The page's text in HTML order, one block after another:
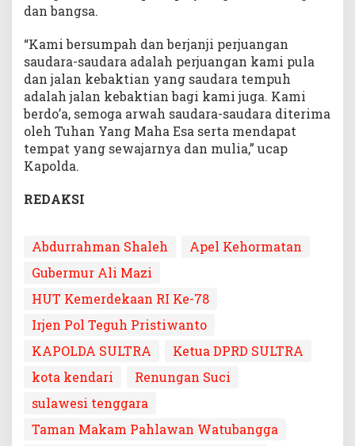
dan bangsa.
“Kami bersumpah dan berjanji perjuangan
saudara-saudara adalah perjuangan kami pula
dan jalan kebaktian yang saudara tempuh
adalah jalan kebaktian bagi kami juga. Kami
berdo’a, semoga arwah saudara-saudara diterima
oleh Tuhan Yang Maha Esa serta mendapat
tempat yang sewajarnya dan mulia,” ucap
Kapolda.
REDAKSI
Abdurrahman Shaleh
Apel Kehormatan
Gubermur Ali Mazi
HUT Kemerdekaan RI Ke-78
Irjen Pol Teguh Pristiwanto
KAPOLDA SULTRA
Ketua DPRD SULTRA
kota kendari
Renungan Suci
sulawesi tenggara
Taman Makam Pahlawan Watubangga